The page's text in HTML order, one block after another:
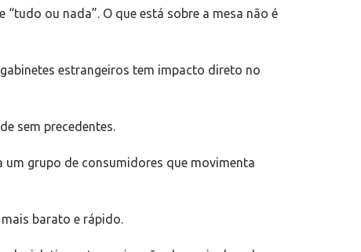
ou nada”. O que está sobre a mesa não é
estrangeiros tem impacto direto no
sem precedentes.
grupo de consumidores que movimenta
barato e rápido.